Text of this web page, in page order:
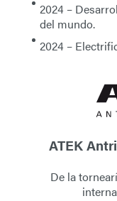
2024 –
del mundo.
2024 –
ATEK
De la